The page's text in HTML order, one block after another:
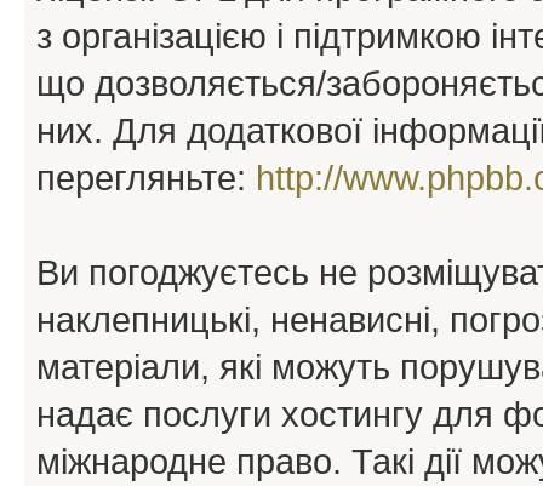
з організацією і підтримкою
що дозволяється/
них. Для додаткової
перегляньте: http://
Ви погоджуєтесь не
наклепницькі, ненависні,
матеріали, які можуть
надає послуги хостингу для
міжнародне право. Такі дії